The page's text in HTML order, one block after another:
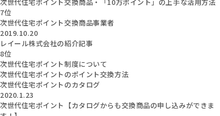
7位
次世代住宅ポイント交換商品事業者
2019.10.20
レイール株式会社の紹介記事
8位
次世代住宅ポイント制度について
次世代住宅ポイントのポイント交換方法
次世代住宅ポイントのカタログ
2020.1.23
次世代住宅ポイント【カタログからも交換商品の申し込みができま